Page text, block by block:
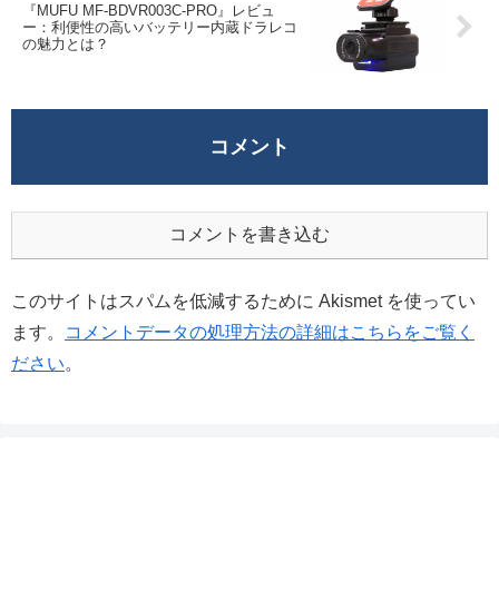
『MUFU MF-BDVR003C-PRO』レビュ
ー：利便性の高いバッテリー内蔵ドラレコ
の魅力とは？
コメント
コメントを書き込む
このサイトはスパムを低減するために Akismet を使ってい
ます。
コメントデータの処理方法の詳細はこちらをご覧く
ださい。